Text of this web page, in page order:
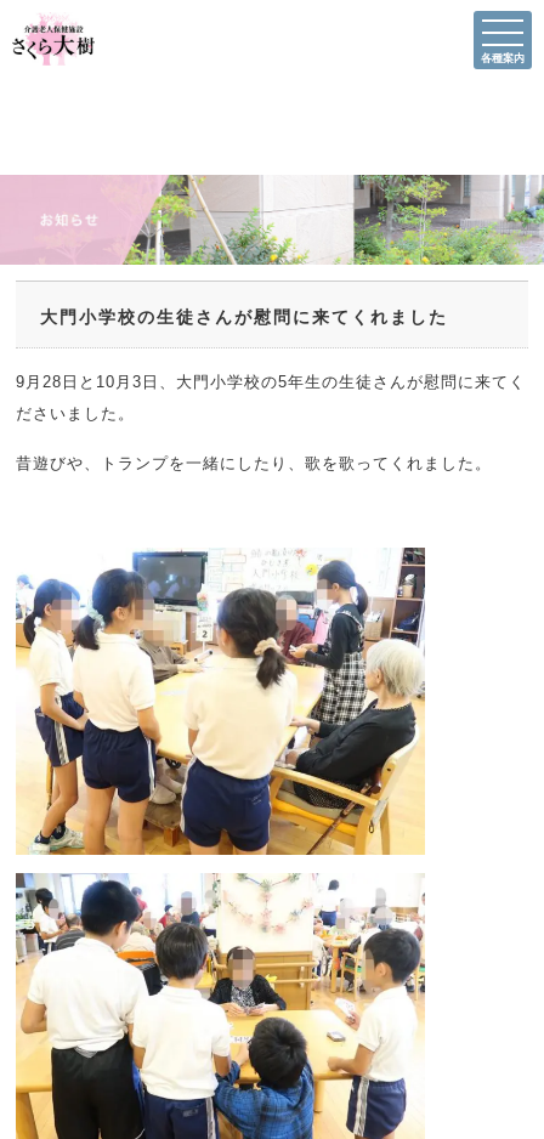
各種案内
大門小学校の生徒さんが慰問に来てくれました
9月28日と10月3日、大門小学校の5年生の生徒さんが慰問に来てく
ださいました。
昔遊びや、トランプを一緒にしたり、歌を歌ってくれました。